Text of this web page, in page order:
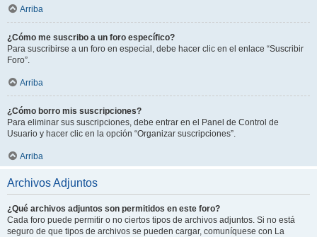
Arriba
¿Cómo me suscribo a un foro específico?
Para suscribirse a un foro en especial, debe hacer clic en el enlace “Suscribir
Foro”.
Arriba
¿Cómo borro mis suscripciones?
Para eliminar sus suscripciones, debe entrar en el Panel de Control de
Usuario y hacer clic en la opción “Organizar suscripciones”.
Arriba
Archivos Adjuntos
¿Qué archivos adjuntos son permitidos en este foro?
Cada foro puede permitir o no ciertos tipos de archivos adjuntos. Si no está
seguro de que tipos de archivos se pueden cargar, comuníquese con La